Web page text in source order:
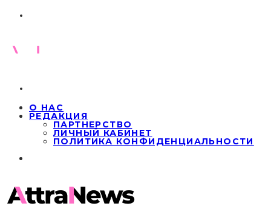
О НАС
РЕДАКЦИЯ
ПАРТНЕРСТВО
ЛИЧНЫЙ КАБИНЕТ
ПОЛИТИКА КОНФИДЕНЦИАЛЬНОСТИ